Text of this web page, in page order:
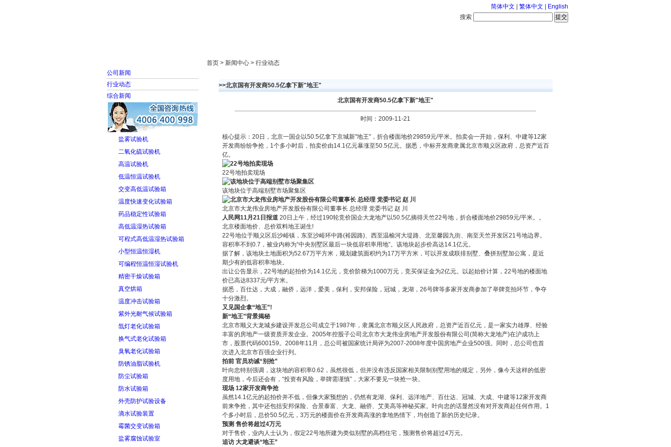
简体中文 繁体中文
English
搜索
公司新闻
行业动态
综合新闻
盐雾试验机
二氧化硫试验机
高温试验机
低温恒温试验机
交变高低温试验箱
温度快速变化试验箱
药品稳定性试验箱
高低温湿热试验箱
可程式高低温湿热试验箱
小型恒温恒湿机
可编程恒温恒湿试验机
精密干燥试验箱
真空烘箱
温度冲击试验箱
紫外光耐气候试验箱
氙灯老化试验箱
换气式老化试验箱
臭氧老化试验箱
防锈油脂试验机
防尘试验箱
防水试验箱
外壳防护试验设备
滴水试验装置
霉菌交变试验箱
盐雾腐蚀试验室
首页 > 新闻中心 > 行业动态
>>北京国有开发商50.5亿拿下新"地王"
北京国有开发商50.5亿拿下新"地王"
时间：2009-11-21
核心提示：20日，北京一国企以50.5亿拿下京城新"地王"，折合楼面地价29859元/平米。拍卖会一开始，保利、中建等12家
开发商纷纷争抢，1个多小时后，拍卖价由14.1亿元暴涨至50.5亿元。据悉，中标开发商隶属北京市顺义区政府，总资产近百
亿。
22号地拍卖现场
该地块位于高端别墅市场聚集区
北京市大龙伟业房地产开发股份有限公司董事长 总经理 党委书记 赵 川
人民网11月21日报道20日上午，经过190轮竞价国企大龙地产以50.5亿摘得天竺22号地，折合楼面地价29859元/平米。。
北京楼面地价、总价双料地王诞生!
22号地位于顺义区后沙峪镇，东至沙峪环中路(裕园路)、西至温榆河大堤路、北至馨园九街、南至天竺开发区21号地边界。
容积率不到0.7，被业内称为“中央别墅区最后一块低容积率用地”。该地块起步价高达14.1亿元。
据了解，该地块土地面积为52.67万平方米，规划建筑面积约为17万平方米，可以开发成联排别墅、叠拼别墅加公寓，是近
期少有的低容积率地块。
出让公告显示，22号地的起拍价为14.1亿元，竞价阶梯为1000万元，竞买保证金为2亿元。以起始价计算，22号地的楼面地
价已高达8337元/平方米。
据悉，百仕达，大成，融侨，远洋，爱美，保利，安邦保险，冠城，龙湖，26号牌等多家开发商参加了举牌竞拍环节，争夺
十分激烈。
又见国企拿“地王”!
新“地王”背景揭秘
北京市顺义大龙城乡建设开发总公司成立于1987年，隶属北京市顺义区人民政府，总资产近百亿元，是一家实力雄厚、经验
丰富的房地产一级资质开发企业。2005年控股子公司北京市大龙伟业房地产开发股份有限公司(简称大龙地产)在沪成功上
市，股票代码600159。2008年11月，总公司被国家统计局评为2007-2008年度中国房地产企业500强。同时，总公司也首
次进入北京市百强企业行列。
拍前 官员劝诫“别抢”
叶向忠特别强调，这块地的容积率0.62，虽然很低，但并没有违反国家相关限制别墅用地的规定，另外，像今天这样的低密
度用地，今后还会有，“投资有风险，举牌需谨慎”，大家不要见一块抢一块。
现场 12家开发商争抢
虽然14.1亿元的起拍价并不低，但像大家预想的，仍然有龙湖、保利、远洋地产、百仕达、冠城、大成、中建等12家开发商
前来争抢，其中还包括安邦保险、合景泰富、大龙、融侨、艾美高等神秘买家。叶向忠的话显然没有对开发商起任何作用。1
个多小时后，总价50.5亿元，3万元的楼面价在开发商高涨的拿地热情下，均创造了新的历史纪录。
预测 售价将超过4万元
对于售价，业内人士认为，假定22号地所建为类似别墅的高档住宅，预测售价将超过4万元。
追访 大龙避谈“地王”